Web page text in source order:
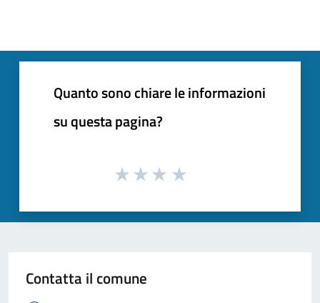
Quanto sono chiare le informazioni
su questa pagina?
Contatta il comune